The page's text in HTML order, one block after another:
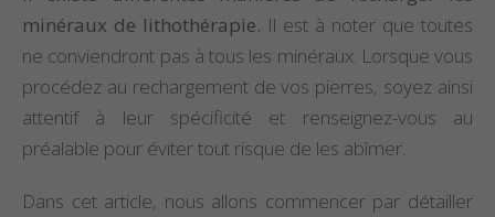
minéraux de lithothérapie. Il est à noter que toutes
ne conviendront pas à tous les minéraux. Lorsque vous
procédez au rechargement de vos pierres, soyez ainsi
attentif à leur spécificité et renseignez-vous au
préalable pour éviter tout risque de les abîmer.
Dans cet article, nous allons commencer par détailler